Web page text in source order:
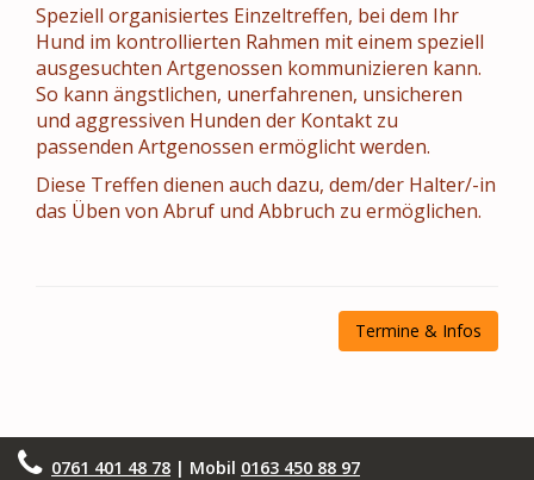
Speziell organisiertes Einzeltreffen, bei dem Ihr
Hund im kontrollierten Rahmen mit einem speziell
ausgesuchten Artgenossen kommunizieren kann.
So kann ängstlichen, unerfahrenen, unsicheren
und aggressiven Hunden der Kontakt zu
passenden Artgenossen ermöglicht werden.
Diese Treffen dienen auch dazu, dem/der Halter/-in
das Üben von Abruf und Abbruch zu ermöglichen.
Termine & Infos
0761 401 48 78 | Mobil 0163 450 88 97